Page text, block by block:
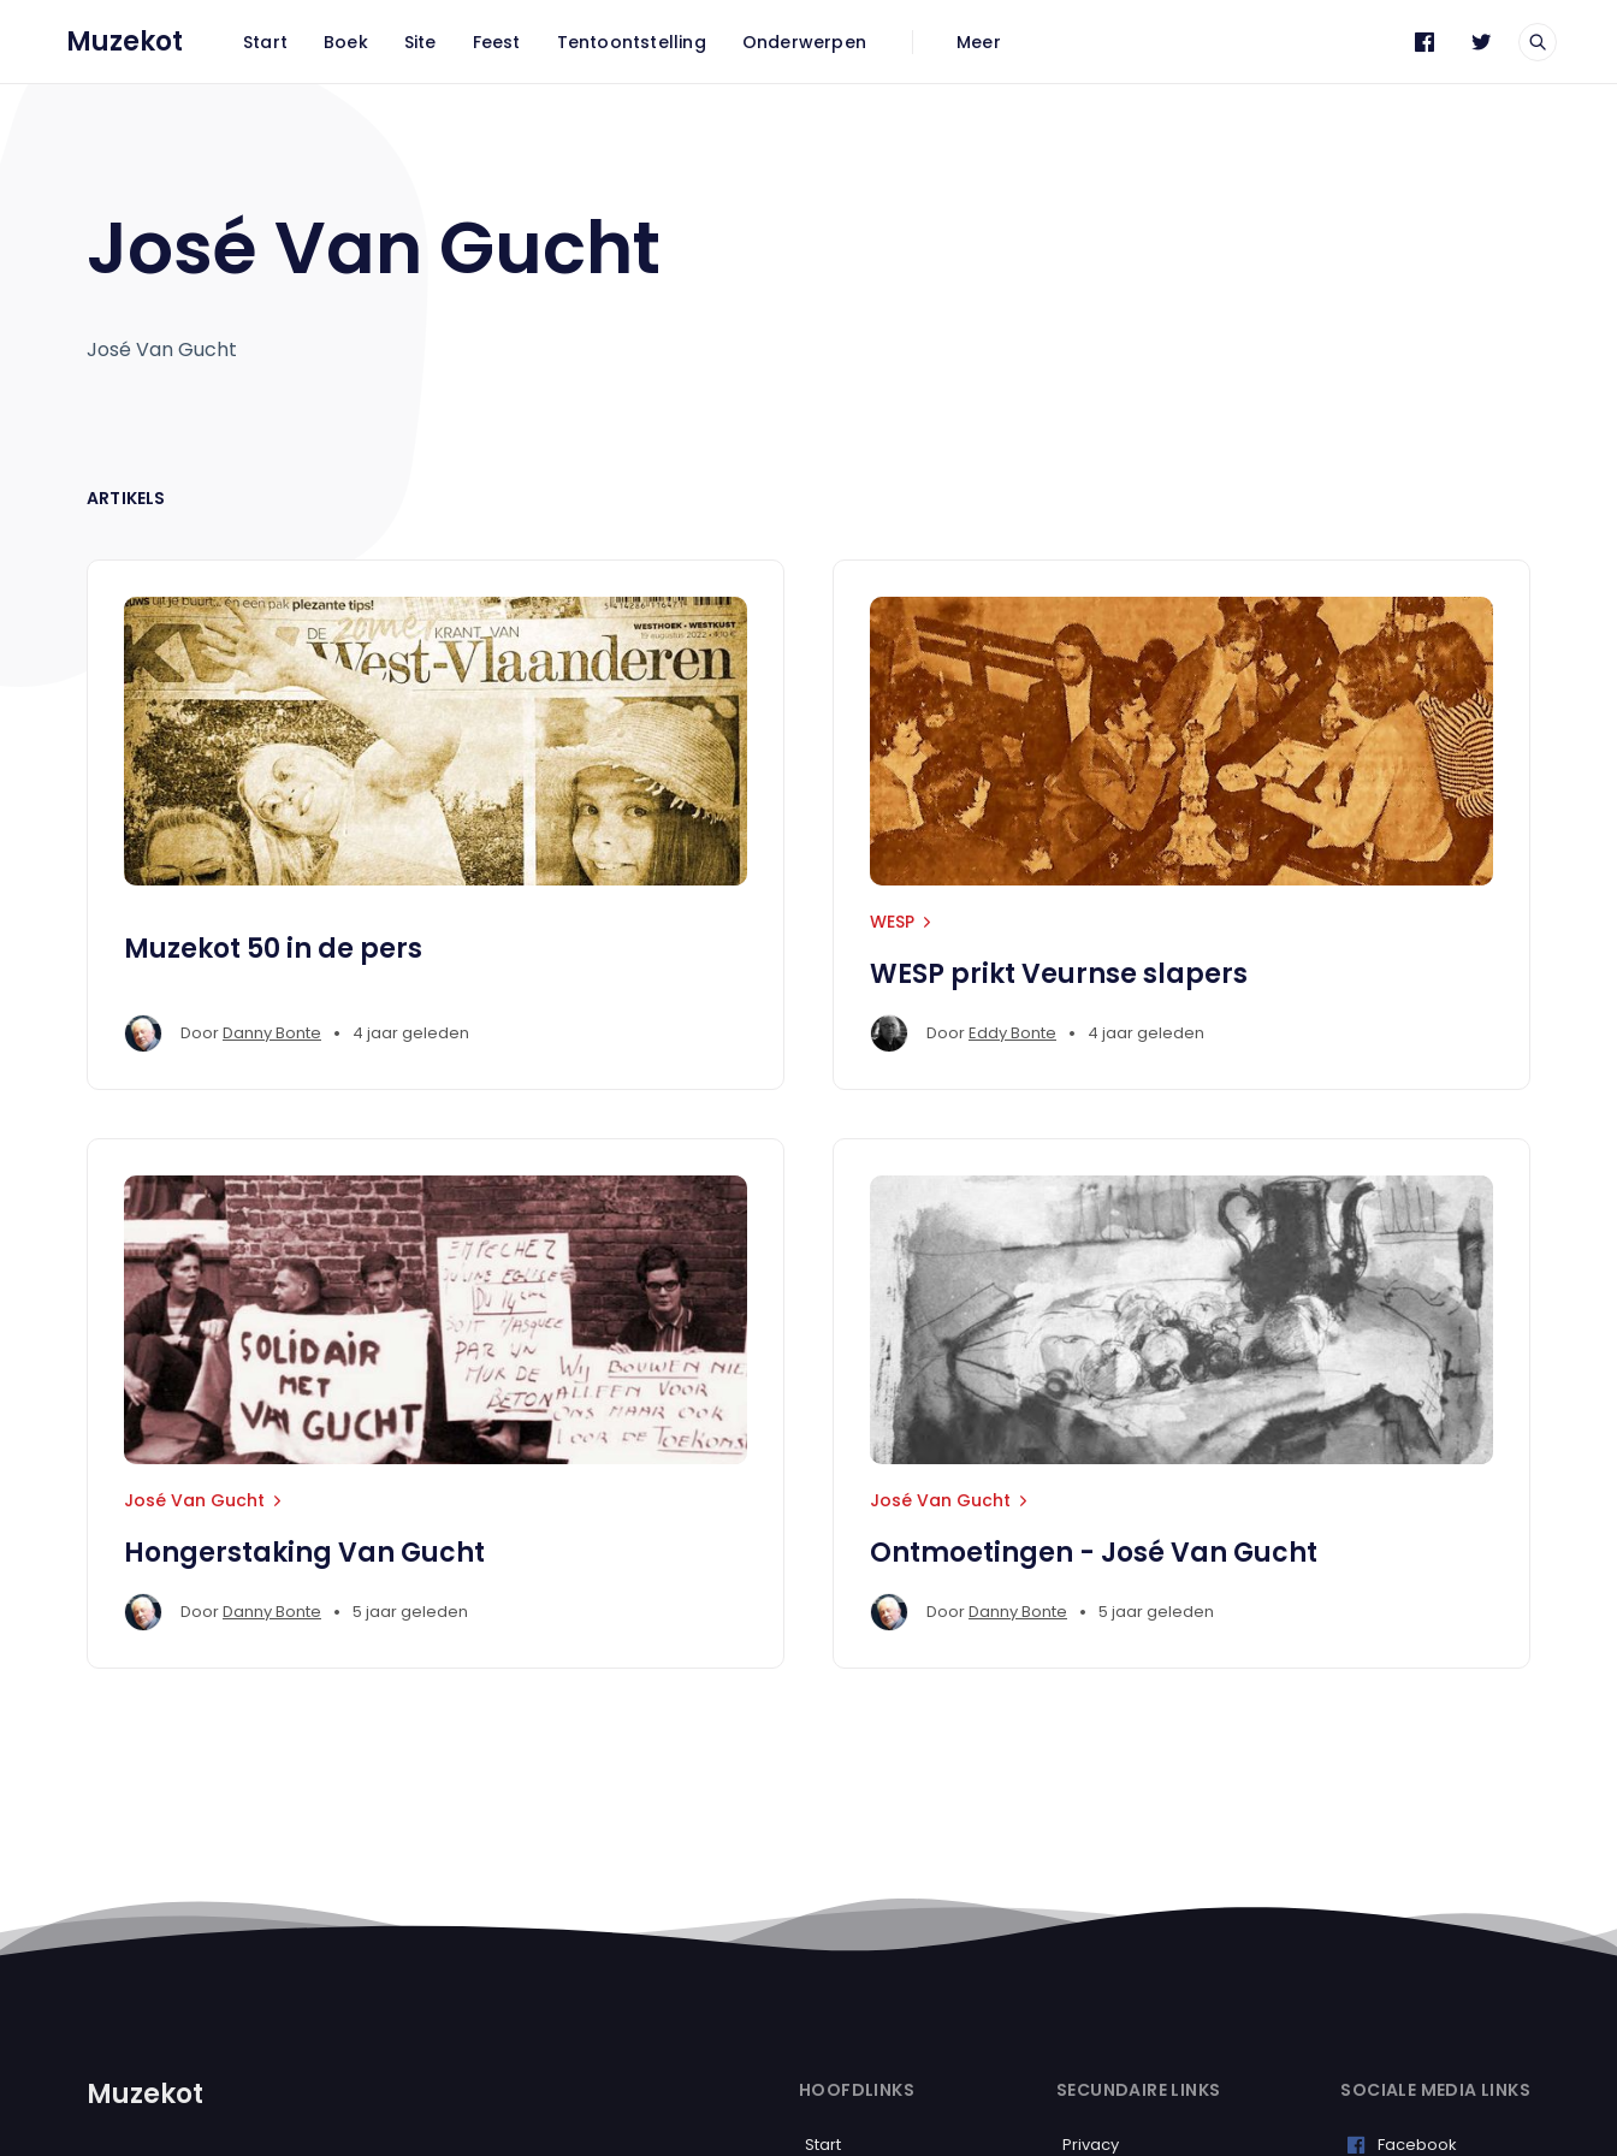
Muzekot Start Boek Site Feest Tentoontstelling Onderwerpen Meer
José Van Gucht
José Van Gucht
ARTIKELS
Muzekot 50 in de pers
DoorDanny Bonte • 4 jaar geleden
WESP
WESP prikt Veurnse slapers
DoorEddy Bonte • 4 jaar geleden
José Van Gucht
Hongerstaking Van Gucht
DoorDanny Bonte • 5 jaar geleden
José Van Gucht
Ontmoetingen - José Van Gucht
DoorDanny Bonte • 5 jaar geleden
Muzekot HOOFDLINKS
Start
SECUNDAIRE LINKS
Privacy
SOCIALE MEDIA LINKS
Facebook